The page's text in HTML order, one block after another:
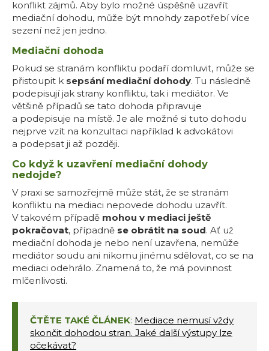
konflikt zájmů. Aby bylo možné úspěšně uzavřít
mediační dohodu, může být mnohdy zapotřebí více
sezení než jen jedno.
Mediační dohoda
Pokud se stranám konfliktu podaří domluvit, může se
přistoupit k sepsání mediační dohody. Tu následně
podepisují jak strany konfliktu, tak i mediátor. Ve
většině případů se tato dohoda připravuje
a podepisuje na místě. Je ale možné si tuto dohodu
nejprve vzít na konzultaci například k advokátovi
a podepsat ji až později.
Co když k uzavření mediační dohody
nedojde?
V praxi se samozřejmě může stát, že se stranám
konfliktu na mediaci nepovede dohodu uzavřít.
V takovém případě mohou v mediaci ještě
pokračovat, případně se obrátit na soud. Ať už
mediační dohoda je nebo není uzavřena, nemůže
mediátor soudu ani nikomu jinému sdělovat, co se na
mediaci odehrálo. Znamená to, že má povinnost
mlčenlivosti.
ČTĚTE TAKÉ ČLÁNEK: Mediace nemusí vždy
skončit dohodou stran. Jaké další výstupy lze
očekávat?